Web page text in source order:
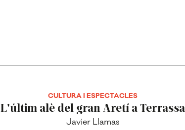
CULTURA I ESPECTACLES
L'últim alè del gran Aretí a Terrassa
Javier Llamas